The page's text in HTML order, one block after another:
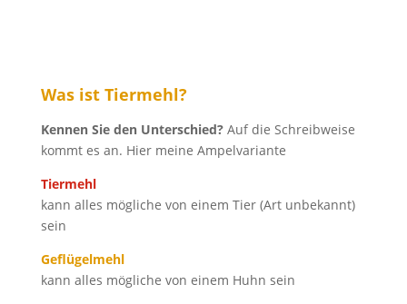
Was ist Tiermehl?
Kennen Sie den Unterschied?Auf die Schreibweise
kommt es an. Hier meine Ampelvariante
Tiermehl
kann alles mögliche von einem Tier (Art unbekannt)
sein
Geflügelmehl
kann alles mögliche von einem Huhn sein